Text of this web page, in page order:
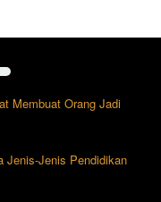
Membuat Orang Jadi
Jenis-Jenis Pendidikan